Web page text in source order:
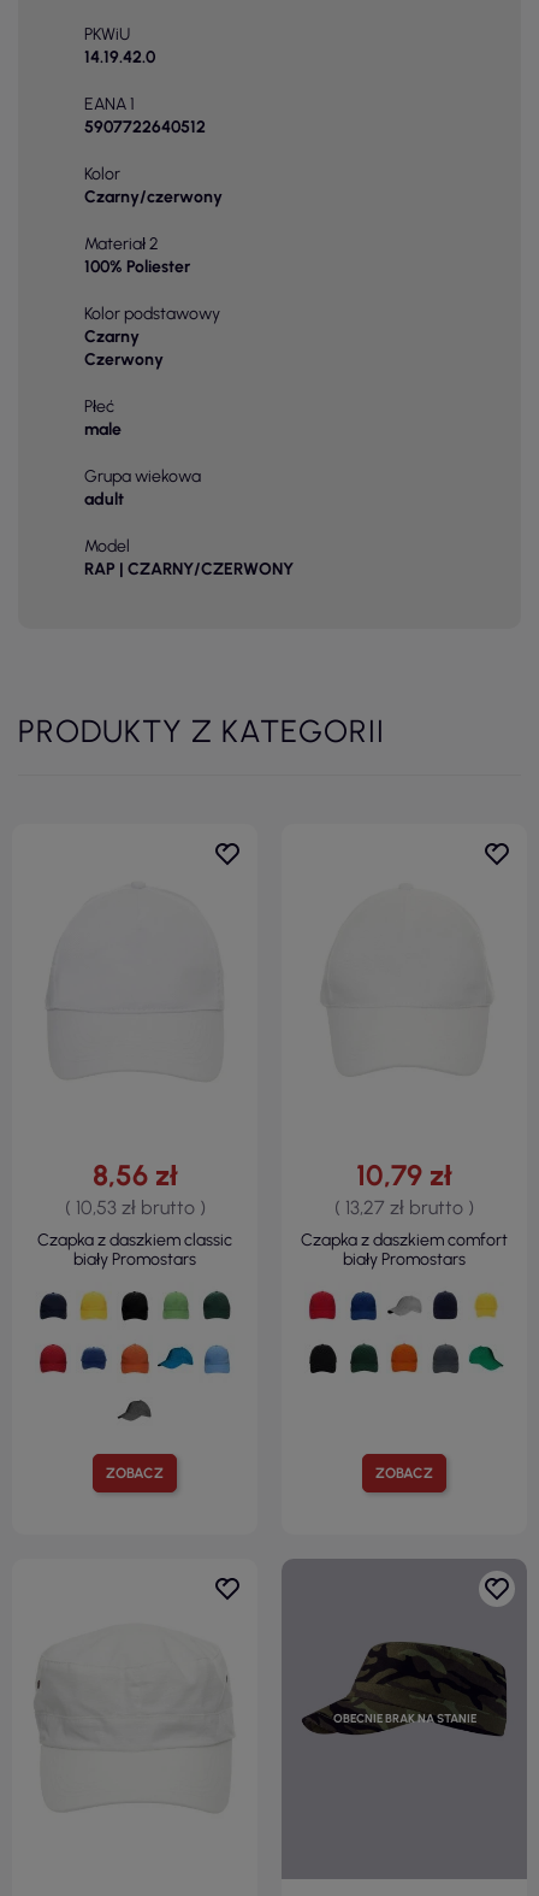
PKWiU
14.19.42.0
EANA 1
5907722640512
Kolor
Czarny/czerwony
Materiał 2
100% Poliester
Kolor podstawowy
Czarny
Czerwony
Płeć
male
Grupa wiekowa
adult
Model
RAP | CZARNY/CZERWONY
PRODUKTY Z KATEGORII
ZOBACZ
8,56 zł
( 10,53 zł brutto )
Czapka z daszkiem classic
biały Promostars
ZOBACZ
10,79 zł
( 13,27 zł brutto )
Czapka z daszkiem comfort
biały Promostars
OBECNIE BRAK NA STANIE